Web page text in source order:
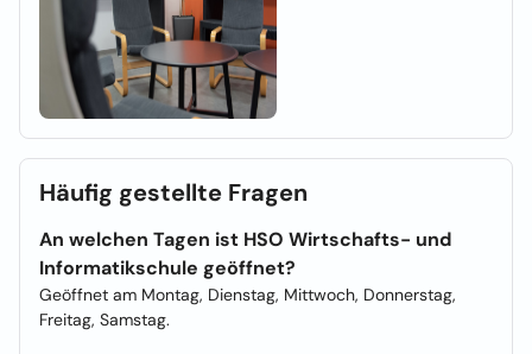
Häufig gestellte Fragen
An welchen Tagen ist HSO Wirtschafts- und
Informatikschule geöffnet?
Geöffnet am Montag, Dienstag, Mittwoch, Donnerstag,
Freitag, Samstag.